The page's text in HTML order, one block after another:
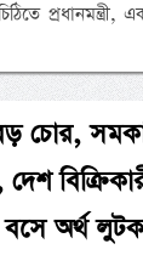
প্রধানমন্ত্রী,
চোর,
অর্থ